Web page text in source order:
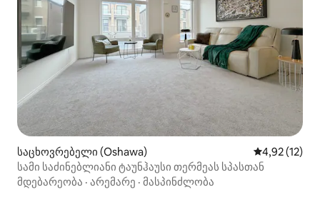
საცხოვრებელი (Oshawa) საშუალო
4,92 (12)
სამი საძინებლიანი ტაუნჰაუსი თერმეას სპასთან
მდებარეობა · არემარე · მასპინძლობა